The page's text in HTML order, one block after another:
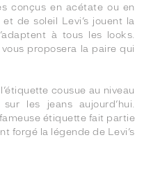
conçus en acétate ou en
de soleil Levi’s jouent la
à tous les looks.
vous proposera la paire qui
l’étiquette cousue au niveau
les jeans aujourd’hui.
étiquette fait partie
forgé la légende de Levi’s